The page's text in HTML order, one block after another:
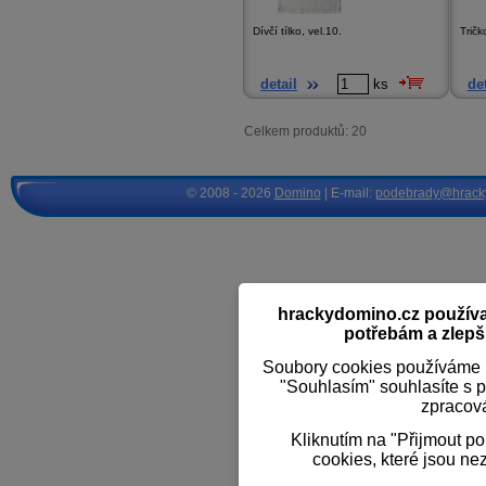
Dívčí tílko, vel.10.
detail ks
Celkem produktů: 20
hrackydomino.cz
potřebám a
Soubory cookies
"Souhlasím" souhlasíte s
Kliknutím na "Přijmout
cookies, které jsou
© 2008 - 2026 Domino | E-mail: